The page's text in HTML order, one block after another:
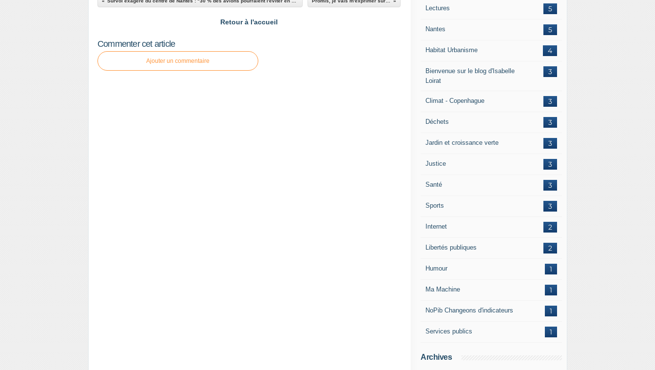
Retour à l'accueil
Commenter cet article
Ajouter un commentaire
5
Lectures
5
Nantes
4
Habitat Urbanisme
3
Bienvenue sur le blog d'Isabelle
Loirat
3
Climat - Copenhague
3
Déchets
3
Jardin et croissance verte
3
Justice
3
Santé
3
Sports
2
Internet
2
Libertés publiques
1
Humour
1
Ma Machine
1
NoPib Changeons d'indicateurs
1
Services publics
Archives